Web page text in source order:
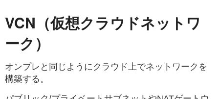
VCN（仮想クラウドネットワ
ーク）
オンプレと同じようにクラウド上でネットワークを
構築する。